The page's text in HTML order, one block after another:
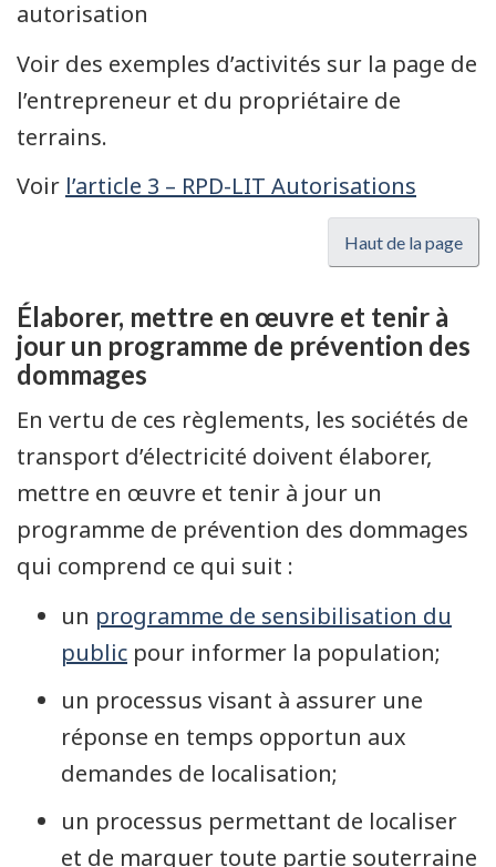
autorisation
Voir des exemples d’activités sur la page de
l’entrepreneur et du propriétaire de
terrains.
Voir l’article 3 – RPD-LIT Autorisations
Haut de la page
Élaborer, mettre en œuvre et tenir à
jour un programme de prévention des
dommages
En vertu de ces règlements, les sociétés de
transport d’électricité doivent élaborer,
mettre en œuvre et tenir à jour un
programme de prévention des dommages
qui comprend ce qui suit :
un programme de sensibilisation du
public pour informer la population;
un processus visant à assurer une
réponse en temps opportun aux
demandes de localisation;
un processus permettant de localiser
et de marquer toute partie souterraine